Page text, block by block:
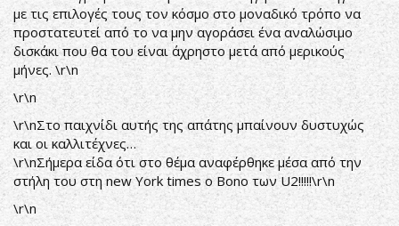
με τις επιλογές τους τον κόσμο στο μοναδικό τρόπο να
προστατευτεί από το να μην αγοράσει ένα αναλώσιμο
δισκάκι που θα του είναι άχρηστο μετά από μερικούς
μήνες. \r\n
\r\n
\r\nΣτο παιχνίδι αυτής της απάτης μπαίνουν δυστυχώς
και οι καλλιτέχνες…
\r\nΣήμερα είδα ότι στο θέμα αναφέρθηκε μέσα από την
στήλη του στη new York times ο Bono των U2!!!!!\r\n
\r\n